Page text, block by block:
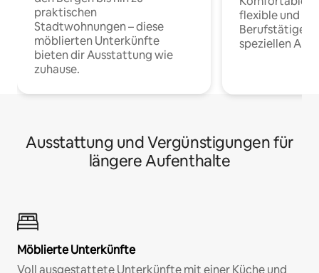
praktischen
Stadtwohnungen – diese
möblierten Unterkünfte
bieten dir Ausstattung wie
zuhause.
flexible und
Berufstätige
speziellen
Ausstattung und Vergünstigungen für
längere Aufenthalte
Möblierte Unterkünfte
Voll ausgestattete Unterkünfte mit einer Küche und